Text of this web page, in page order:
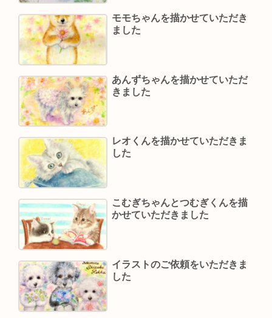
モモちゃんを描かせていただき
ました
あんずちゃんを描かせていただ
きました
レオくんを描かせていただきま
した
こむぎちゃんとつむぎくんを描
かせていただきました
イラストのご依頼をいただきま
した